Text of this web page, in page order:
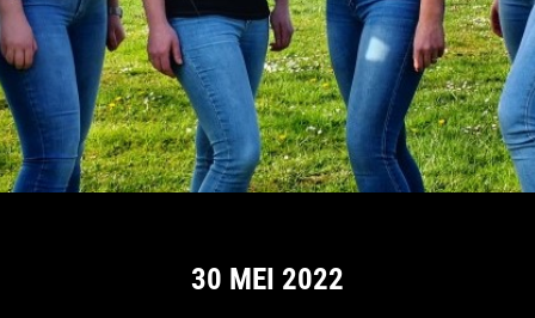
30 MEI 2022